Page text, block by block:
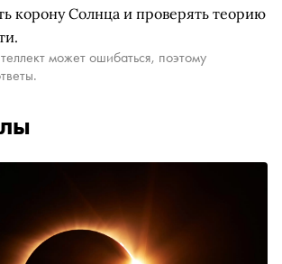
корону Солнца и проверять теорию
может ошибаться, поэтому